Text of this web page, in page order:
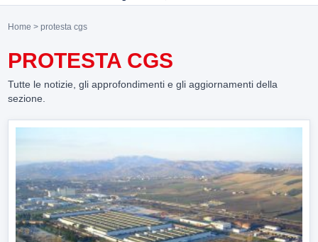
renda chiara la posizione di Molinara
Home > protesta cgs
PROTESTA CGS
Tutte le notizie, gli approfondimenti e gli aggiornamenti della
sezione.